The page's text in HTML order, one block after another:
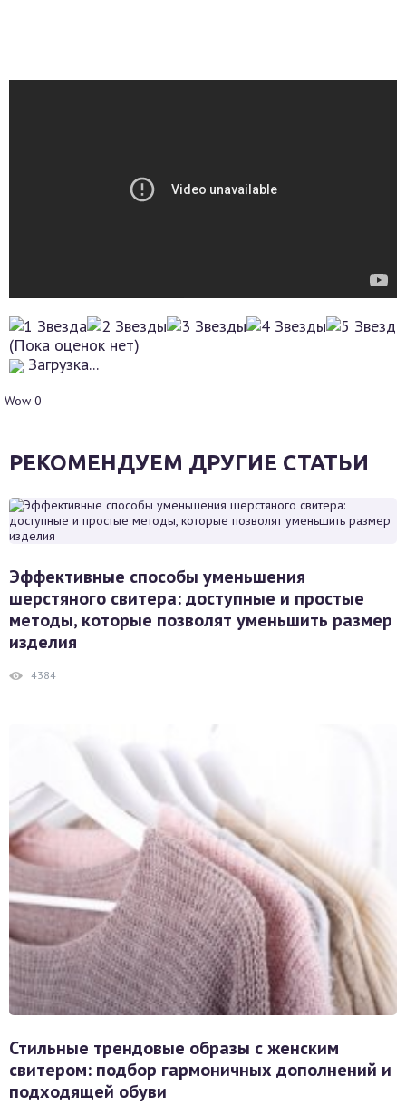
(Пока оценок нет)
Загрузка...
Wow 0
РЕКОМЕНДУЕМ ДРУГИЕ СТАТЬИ
Эффективные способы уменьшения
шерстяного свитера: доступные и простые
методы, которые позволят уменьшить размер
изделия
4384
Стильные трендовые образы с женским
свитером: подбор гармоничных дополнений и
подходящей обуви